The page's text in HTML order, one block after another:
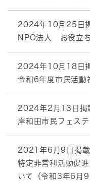
2024年10月25日
NPO法人 お役立
2024年10月18日
令和6年度市民活動
2024年2月13日掲
岸和田市民フェステ
2021年6月9日掲載
特定非営利活動促
いて（令和3年6月9